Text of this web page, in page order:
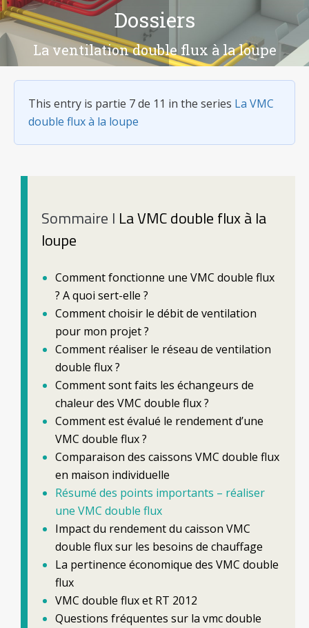
Dossiers
La ventilation double flux à la loupe
Vous êtes ici :
This entry is partie 7 de 11 in the series La VMC
double flux à la loupe
Sommaire l La VMC double flux à la
loupe
Comment fonctionne une VMC double flux
? A quoi sert-elle ?
Comment choisir le débit de ventilation
pour mon projet ?
Comment réaliser le réseau de ventilation
double flux ?
Comment sont faits les échangeurs de
chaleur des VMC double flux ?
Comment est évalué le rendement d’une
VMC double flux ?
Comparaison des caissons VMC double flux
en maison individuelle
Résumé des points importants – réaliser
une VMC double flux
Impact du rendement du caisson VMC
double flux sur les besoins de chauffage
La pertinence économique des VMC double
flux
VMC double flux et RT 2012
Questions fréquentes sur la vmc double